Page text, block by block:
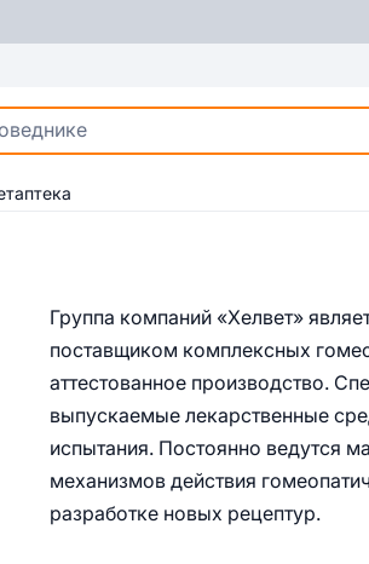
Группа компаний «Хелвет»
поставщиком комплексных
аттестованное производство.
выпускаемые лекарственные
испытания. Постоянно ведутся
механизмов действия
разработке новых рецептур.